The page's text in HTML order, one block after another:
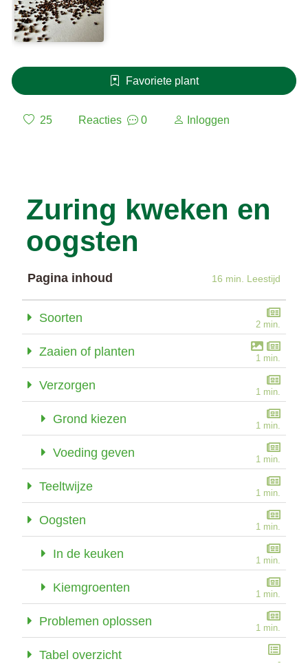
Favoriete plant
25 Reacties 0 Inloggen
Zuring kweken en
oogsten
Pagina inhoud 16 min. Leestijd
Soorten 2 min.
Zaaien of planten 1 min.
Verzorgen 1 min.
Grond kiezen 1 min.
Voeding geven 1 min.
Teeltwijze 1 min.
Oogsten 1 min.
In de keuken 1 min.
Kiemgroenten 1 min.
Problemen oplossen 1 min.
Tabel overzicht -